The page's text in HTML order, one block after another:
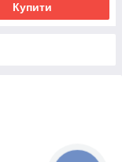
Купити